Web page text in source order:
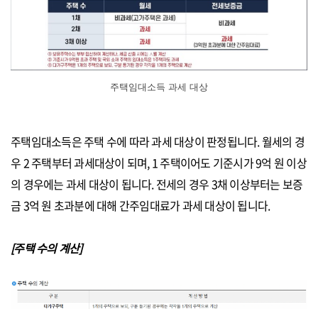
주택임대소득 과세 대상
주택임대소득은 주택 수에 따라 과세 대상이 판정됩니다. 월세의 경
우 2 주택부터 과세대상이 되며, 1 주택이어도 기준시가 9억 원 이상
의 경우에는 과세 대상이 됩니다. 전세의 경우 3채 이상부터는 보증
금 3억 원 초과분에 대해 간주임대료가 과세 대상이 됩니다.
[주택 수의 계산]